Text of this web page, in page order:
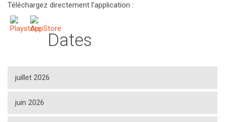
Téléchargez directement l’application :
Dates
juillet 2026
juin 2026